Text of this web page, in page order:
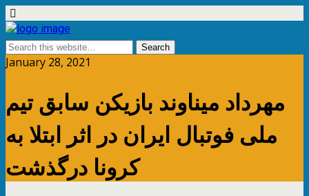
January 28, 2021
مهرداد میناوند بازیکن سابق تیم
ملی فوتبال ایران در اثر ابتلا به
کرونا درگذشت